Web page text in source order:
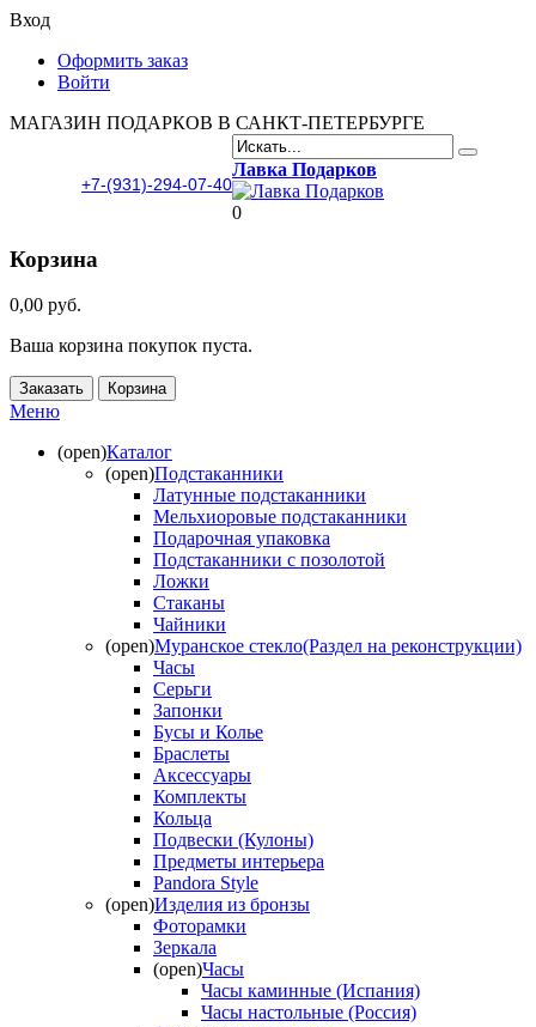
Вход
Оформить заказ
Войти
МАГАЗИН ПОДАРКОВ В САНКТ-ПЕТЕРБУРГЕ
+7-(931)-294-07-40
Лавка Подарков
0
Корзина
0,00 руб.
Ваша корзина покупок пуста.
Заказать Корзина
Меню
(open)Каталог
(open)Подстаканники
Латунные подстаканники
Мельхиоровые подстаканники
Подарочная упаковка
Подстаканники с позолотой
Ложки
Стаканы
Чайники
(open)Муранское стекло(Раздел на реконструкции)
Часы
Серьги
Запонки
Бусы и Колье
Браслеты
Аксессуары
Комплекты
Кольца
Подвески (Кулоны)
Предметы интерьера
Pandora Style
(open)Изделия из бронзы
Фоторамки
Зеркала
(open)Часы
Часы каминные (Испания)
Часы настольные (Россия)